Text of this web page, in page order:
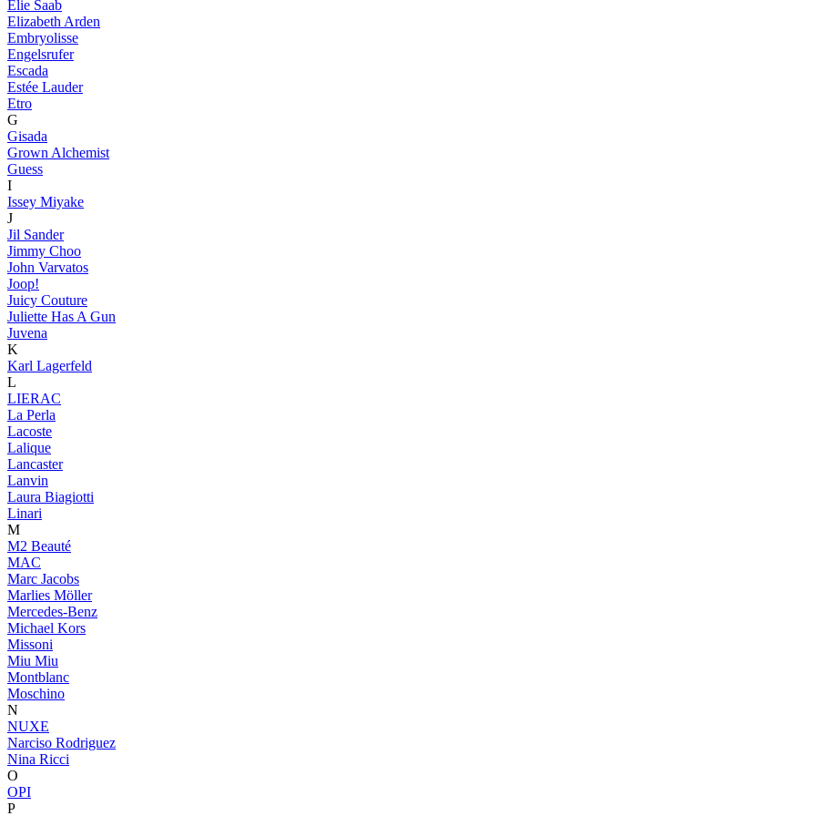
Elie Saab
Elizabeth Arden
Embryolisse
Engelsrufer
Escada
Estée Lauder
Etro
G
Gisada
Grown Alchemist
Guess
I
Issey Miyake
J
Jil Sander
Jimmy Choo
John Varvatos
Joop!
Juicy Couture
Juliette Has A Gun
Juvena
K
Karl Lagerfeld
L
LIERAC
La Perla
Lacoste
Lalique
Lancaster
Lanvin
Laura Biagiotti
Linari
M
M2 Beauté
MAC
Marc Jacobs
Marlies Möller
Mercedes-Benz
Michael Kors
Missoni
Miu Miu
Montblanc
Moschino
N
NUXE
Narciso Rodriguez
Nina Ricci
O
OPI
P